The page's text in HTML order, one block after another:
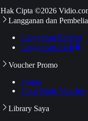
Hak Cipta ©2026
Langganan dan
Langganan Premier
Langganan Aktif
Voucher Promo
Promo
Pakai Kode Voucher
Library Saya